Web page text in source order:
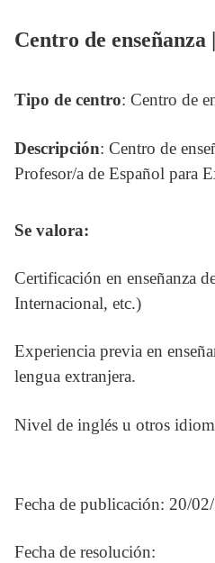
Centro de
Tipo de centro: Centro de
Descripción: Centro de
Profesor/a de Español para
Se valora:
Certificación en enseñanza
Internacional, etc.)
Experiencia previa en
lengua extranjera.
Nivel de inglés u otros
Fecha de publicación: 20/
Fecha de resolución: